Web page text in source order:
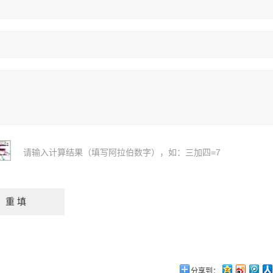
请输入计算结果（填写阿拉伯数字），如：三加四=7
分享到：